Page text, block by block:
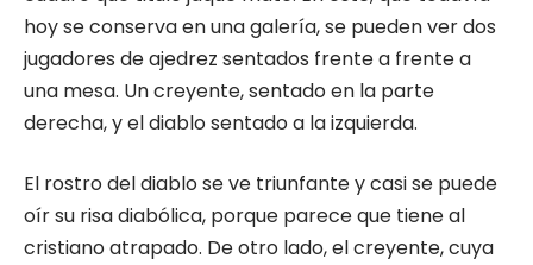
hoy se conserva en una galería, se pueden ver dos
jugadores de ajedrez sentados frente a frente a
una mesa. Un creyente, sentado en la parte
derecha, y el diablo sentado a la izquierda.
El rostro del diablo se ve triunfante y casi se puede
oír su risa diabólica, porque parece que tiene al
cristiano atrapado. De otro lado, el creyente, cuya